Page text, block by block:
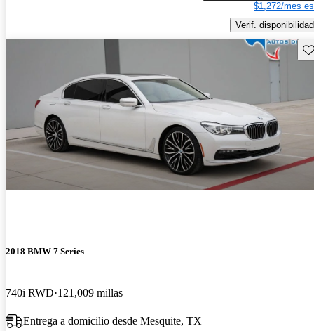
$1,272/mes
Verif. disponibilidad
2018 BMW 7 Series
740i RWD 121,009 millas
Entrega a domicilio desde Mesquite, TX